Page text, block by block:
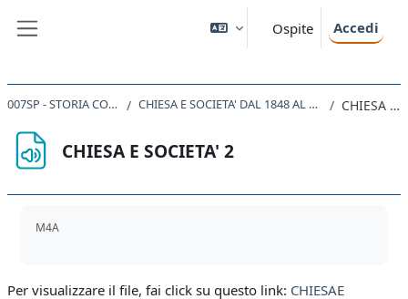
Ospite Accedi
007SP - STORIA CONTEMPORANEA 2019 CHIESA E SOCIETA' DAL 1848 AL CONCILIO ECUMENICO VATICANO II CHIESA E SOCIETA' 2
CHIESA E SOCIETA' 2
M4A
Per visualizzare il file, fai click su questo link: CHIESAE